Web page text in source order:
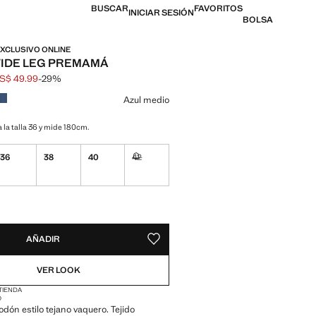
BUSCARINICIAR SESIÓNFAVORITOS
BOLSA
ONLINE
LEG PREMAMÁ
[US$ 69.99 ]
[US$ 49.99 ]
49.99-29%
color
Azul medio
la talla 36 y mide 180cm.
36 38 40 42
AÑADIR GUARDAR COMO FAVORITO
VER LOOK
estilo tejano vaquero. Tejido